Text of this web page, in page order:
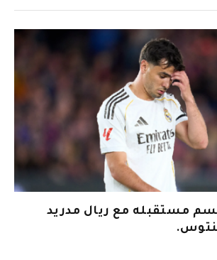
مستقبله مع ريال مدريد